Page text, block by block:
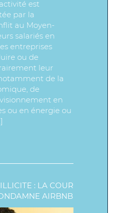
est
par la
au Moyen-
salariés en
entreprises
ou de
leur
de la
de
en
ou en énergie ou
: LA COUR
AIRBNB